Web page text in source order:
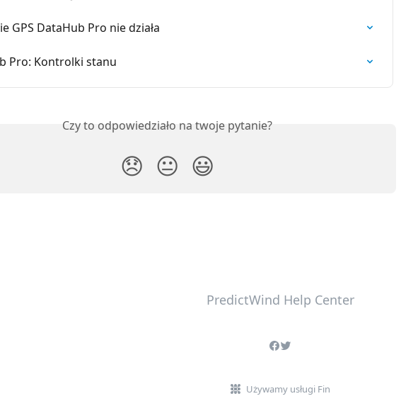
GPS DataHub Pro nie działa
Pro: Kontrolki stanu
Czy to odpowiedziało na twoje pytanie?
😞 😐 😃
PredictWind Help Center
Używamy usługi Fin